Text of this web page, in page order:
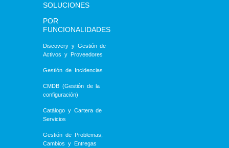
SOLUCIONES
POR
FUNCIONALIDADES
Discovery y Gestión de
Activos y Proveedores
Gestión de Incidencias
CMDB (Gestión de la
configuración)
Catálogo y Cartera de
Servicios
Gestión de Problemas,
Cambios y Entregas